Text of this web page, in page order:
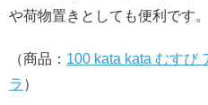
や荷物置きとしても便利です。
（商品： 100 kata kata むすび
ラ ）